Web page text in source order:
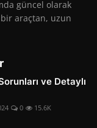
güncel olarak
bir araçtan, uzun
ve Detaylı
0 15.6K